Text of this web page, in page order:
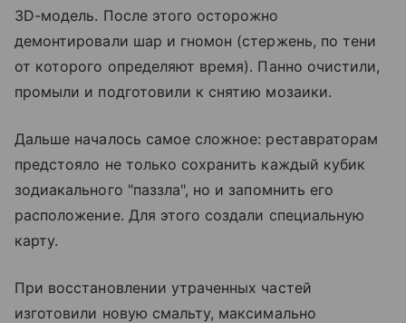
3D-модель. После этого осторожно
демонтировали шар и гномон (стержень, по тени
от которого определяют время). Панно очистили,
промыли и подготовили к снятию мозаики.
Дальше началось самое сложное: реставраторам
предстояло не только сохранить каждый кубик
зодиакального "паззла", но и запомнить его
расположение. Для этого создали специальную
карту.
При восстановлении утраченных частей
изготовили новую смальту, максимально